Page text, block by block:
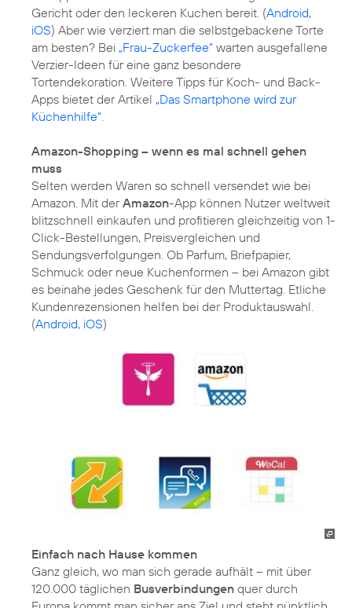
Gericht oder den leckeren Kuchen bereit. (Android,
iOS) Aber wie verziert man die selbstgebackene Torte
am besten? Bei „Frau-Zuckerfee“ warten ausgefallene
Verzier-Ideen für eine ganz besondere
Tortendekoration. Weitere Tipps für Koch- und Back-
Apps bietet der Artikel „Das Smartphone wird zur
Küchenhilfe“.
Amazon-Shopping – wenn es mal schnell gehen
muss
Selten werden Waren so schnell versendet wie bei
Amazon. Mit derAmazon-App können Nutzer weltweit
blitzschnell einkaufen und profitieren gleichzeitig von 1-
Click-Bestellungen, Preisvergleichen und
Sendungsverfolgungen. Ob Parfum, Briefpapier,
Schmuck oder neue Kuchenformen – bei Amazon gibt
es beinahe jedes Geschenk für den Muttertag. Etliche
Kundenrezensionen helfen bei der Produktauswahl.
(Android, iOS)
Einfach nach Hause kommen
Ganz gleich, wo man sich gerade aufhält – mit über
120.000 täglichen Busverbindungen quer durch